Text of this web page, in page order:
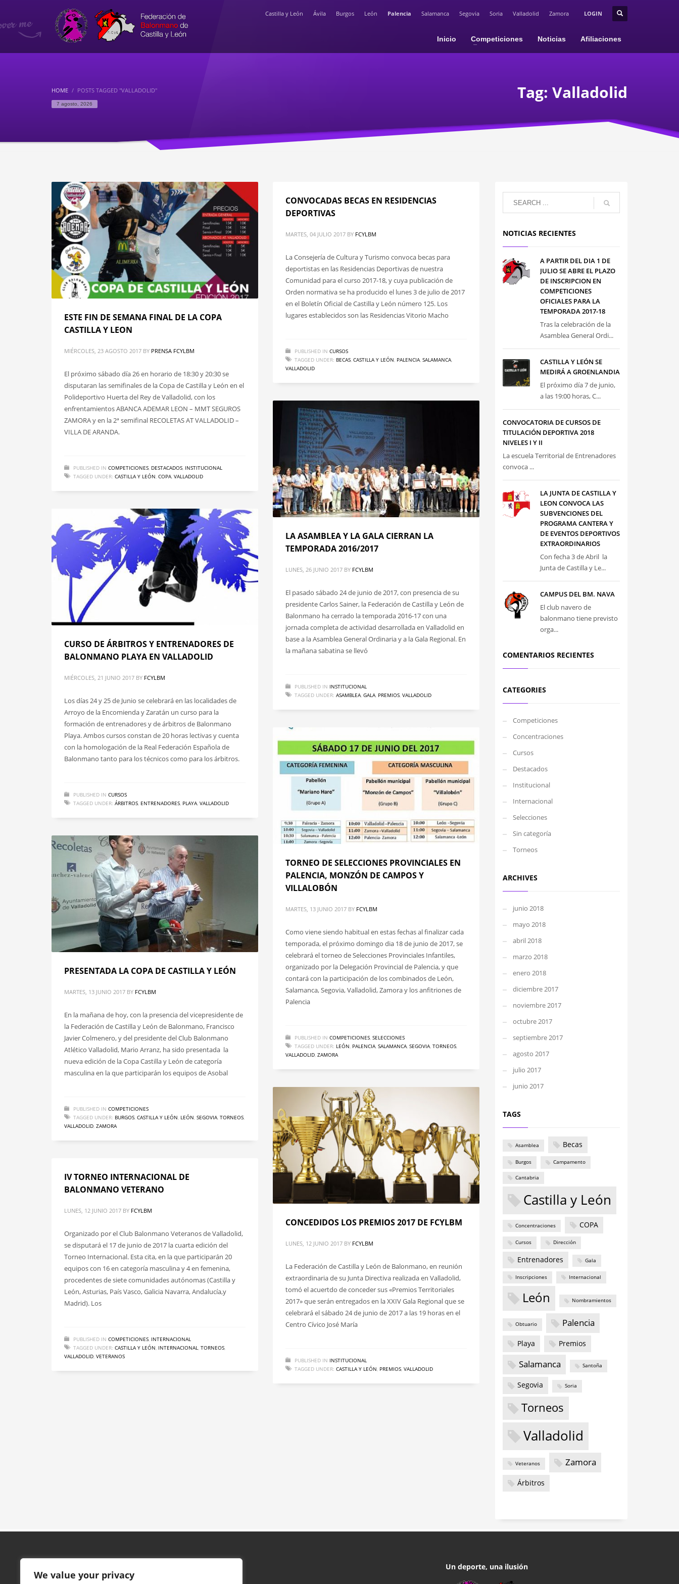
We value your privacy
Castilla y León Ávila Burgos León Palencia Salamanca Segovia Soria Valladolid Zamora LOGIN
Inicio Competiciones Noticias Afiliaciones
HOME POSTS TAGGED "VALLADOLID"
7 agosto, 2026
Tag: Valladolid
ESTE FIN DE SEMANA FINAL DE LA COPA
CASTILLA Y LEON
MIÉRCOLES, 23 AGOSTO 2017 BY PRENSA FCYLBM
El próximo sábado día 26 en horario de 18:30 y 20:30 se
disputaran las semifinales de la Copa de Castilla y León en el
Polideportivo Huerta del Rey de Valladolid, con los
enfrentamientos ABANCA ADEMAR LEON – MMT SEGUROS
ZAMORA y en la 2ª semifinal RECOLETAS AT VALLADOLID –
VILLA DE ARANDA.
PUBLISHED IN COMPETICIONES, DESTACADOS, INSTITUCIONAL
TAGGED UNDER: CASTILLA Y LEÓN, COPA, VALLADOLID
CONVOCADAS BECAS EN RESIDENCIAS
DEPORTIVAS
MARTES, 04 JULIO 2017 BY FCYLBM
La Consejería de Cultura y Turismo convoca becas para
deportistas en las Residencias Deportivas de nuestra
Comunidad para el curso 2017-18, y cuya publicación de
Orden normativa se ha producido el lunes 3 de julio de 2017
en el Boletín Oficial de Castilla y León número 125. Los
lugares establecidos son las Residencias Vitorio Macho
PUBLISHED IN CURSOS
TAGGED UNDER: BECAS, CASTILLA Y LEÓN, PALENCIA, SALAMANCA,
VALLADOLID
LA ASAMBLEA Y LA GALA CIERRAN LA
TEMPORADA 2016/2017
LUNES, 26 JUNIO 2017 BY FCYLBM
El pasado sábado 24 de junio de 2017, con presencia de su
presidente Carlos Sainer, la Federación de Castilla y León de
Balonmano ha cerrado la temporada 2016-17 con una
jornada completa de actividad desarrollada en Valladolid en
base a la Asamblea General Ordinaria y a la Gala Regional. En
la mañana sabatina se llevó
PUBLISHED IN INSTITUCIONAL
TAGGED UNDER: ASAMBLEA, GALA, PREMIOS, VALLADOLID
CURSO DE ÁRBITROS Y ENTRENADORES DE
BALONMANO PLAYA EN VALLADOLID
MIÉRCOLES, 21 JUNIO 2017 BY FCYLBM
Los días 24 y 25 de Junio se celebrará en las localidades de
Arroyo de la Encomienda y Zaratán un curso para la
formación de entrenadores y de árbitros de Balonmano
Playa. Ambos cursos constan de 20 horas lectivas y cuenta
con la homologación de la Real Federación Española de
Balonmano tanto para los técnicos como para los árbitros.
PUBLISHED IN CURSOS
TAGGED UNDER: ÁRBITROS, ENTRENADORES, PLAYA, VALLADOLID
TORNEO DE SELECCIONES PROVINCIALES EN
PALENCIA, MONZÓN DE CAMPOS Y
VILLALOBÓN
MARTES, 13 JUNIO 2017 BY FCYLBM
Como viene siendo habitual en estas fechas al finalizar cada
temporada, el próximo domingo dia 18 de junio de 2017, se
celebrará el torneo de Selecciones Provinciales Infantiles,
organizado por la Delegación Provincial de Palencia, y que
contará con la participación de los combinados de León,
Salamanca, Segovia, Valladolid, Zamora y los anfitriones de
Palencia
PUBLISHED IN COMPETICIONES, SELECCIONES
TAGGED UNDER: LEÓN, PALENCIA, SALAMANCA, SEGOVIA, TORNEOS,
VALLADOLID, ZAMORA
PRESENTADA LA COPA DE CASTILLA Y LEÓN
MARTES, 13 JUNIO 2017 BY FCYLBM
En la mañana de hoy, con la presencia del vicepresidente de
la Federación de Castilla y León de Balonmano, Francisco
Javier Colmenero, y del presidente del Club Balonmano
Atlético Valladolid, Mario Arranz, ha sido presentada la
nueva edición de la Copa Castilla y León de categoría
masculina en la que participarán los equipos de Asobal
PUBLISHED IN COMPETICIONES
TAGGED UNDER: BURGOS, CASTILLA Y LEÓN, LEÓN, SEGOVIA, TORNEOS,
VALLADOLID, ZAMORA
CONCEDIDOS LOS PREMIOS 2017 DE FCYLBM
LUNES, 12 JUNIO 2017 BY FCYLBM
La Federación de Castilla y León de Balonmano, en reunión
extraordinaria de su Junta Directiva realizada en Valladolid,
tomó el acuertdo de conceder sus «Premios Territoriales
2017» que serán entregados en la XXIV Gala Regional que se
celebrará el sábado 24 de junio de 2017 a las 19 horas en el
Centro Cívico José María
PUBLISHED IN INSTITUCIONAL
TAGGED UNDER: CASTILLA Y LEÓN, PREMIOS, VALLADOLID
IV TORNEO INTERNACIONAL DE
BALONMANO VETERANO
LUNES, 12 JUNIO 2017 BY FCYLBM
Organizado por el Club Balonmano Veteranos de Valladolid,
se disputará el 17 de junio de 2017 la cuarta edición del
Torneo Internacional. Esta cita, en la que participarán 20
equipos con 16 en categoría masculina y 4 en femenina,
procedentes de siete comunidades autónomas (Castilla y
León, Asturias, País Vasco, Galicia Navarra, Andalucía,y
Madrid). Los
PUBLISHED IN COMPETICIONES, INTERNACIONAL
TAGGED UNDER: CASTILLA Y LEÓN, INTERNACIONAL, TORNEOS,
VALLADOLID, VETERANOS
NOTICIAS RECIENTES
A PARTIR DEL DIA 1 DE
JULIO SE ABRE EL PLAZO
DE INSCRIPCION EN
COMPETICIONES
OFICIALES PARA LA
TEMPORADA 2017-18
Tras la celebración de la
Asamblea General Ordi...
CASTILLA Y LEÓN SE
MEDIRÁ A GROENLANDIA
El próximo día 7 de junio,
a las 19:00 horas, C...
CONVOCATORIA DE CURSOS DE
TITULACIÓN DEPORTIVA 2018
NIVELES I Y II
La escuela Territorial de Entrenadores
convoca ...
LA JUNTA DE CASTILLA Y
LEON CONVOCA LAS
SUBVENCIONES DEL
PROGRAMA CANTERA Y
DE EVENTOS DEPORTIVOS
EXTRAORDINARIOS
Con fecha 3 de Abril la
Junta de Castilla y Le...
CAMPUS DEL BM. NAVA
El club navero de
balonmano tiene previsto
orga...
COMENTARIOS RECIENTES
CATEGORIES
Competiciones
Concentraciones
Cursos
Destacados
Institucional
Internacional
Selecciones
Sin categoría
Torneos
ARCHIVES
junio 2018
mayo 2018
abril 2018
marzo 2018
enero 2018
diciembre 2017
noviembre 2017
octubre 2017
septiembre 2017
agosto 2017
julio 2017
junio 2017
TAGS
Asamblea Becas
Burgos Campamento
Cantabria
Castilla y León
Concentraciones COPA
Cursos Dirección
Entrenadores Gala
Inscripciones Internacional
León Nombramientos
Obtuario Palencia
Playa Premios
Salamanca Santoña
Segovia Soria
Torneos
Valladolid
Veteranos Zamora
Árbitros
Pabellón Marta Domínguez
Un deporte, una ilusión